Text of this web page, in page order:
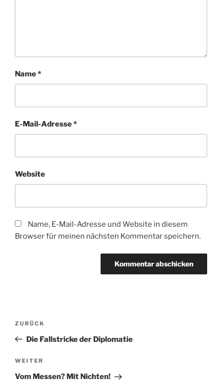
Name*
E-Mail-Adresse*
Website
Name, E-Mail-Adresse und Website in diesem
Browser für meinen nächsten Kommentar speichern.
Beitragsnavigation
Vorheriger
Beitrag
ZURÜCK
Die Fallstricke der Diplomatie
Nächster
Beitrag
WEITER
Vom Messen? Mit Nichten!